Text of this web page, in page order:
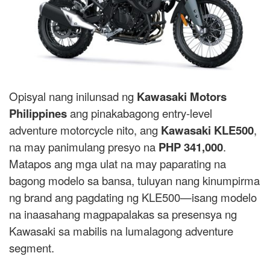
Opisyal nang inilunsad ng Kawasaki Motors
Philippinesang pinakabagong entry-level
adventure motorcycle nito, ang Kawasaki KLE500,
na may panimulang presyo na PHP 341,000.
Matapos ang mga ulat na may paparating na
bagong modelo sa bansa, tuluyan nang kinumpirma
ng brand ang pagdating ng KLE500—isang modelo
na inaasahang magpapalakas sa presensya ng
Kawasaki sa mabilis na lumalagong adventure
segment.